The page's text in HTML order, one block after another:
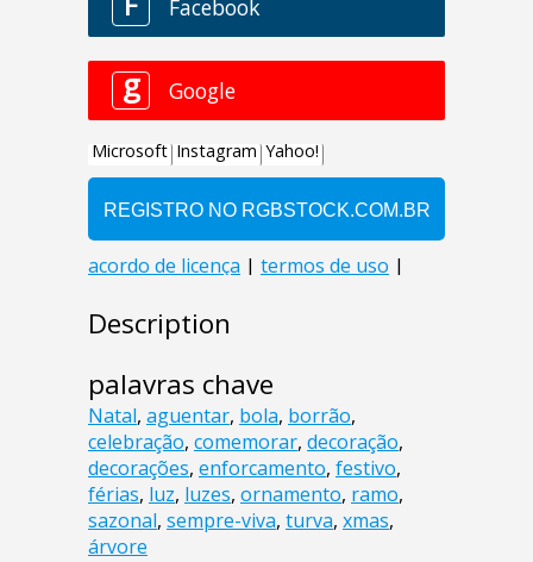
Description
palavras chave
Natal, aguentar, bola, borrão,
celebração, comemorar, decoração,
decorações, enforcamento, festivo,
férias, luz, luzes, ornamento, ramo,
sazonal, sempre-viva, turva, xmas,
árvore